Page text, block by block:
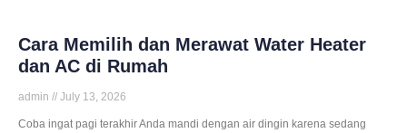
Cara Memilih dan Merawat Water Heater
dan AC di Rumah
admin July 13, 2026
Coba ingat pagi terakhir Anda mandi dengan air dingin karena sedang